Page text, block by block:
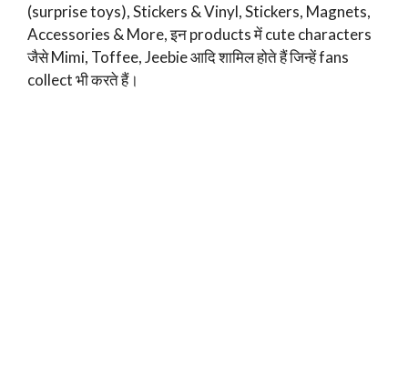
(surprise toys), Stickers & Vinyl, Stickers, Magnets,
Accessories & More, इन products में cute characters
जैसे Mimi, Toffee, Jeebie आदि शामिल होते हैं जिन्हें fans
collect भी करते हैं।